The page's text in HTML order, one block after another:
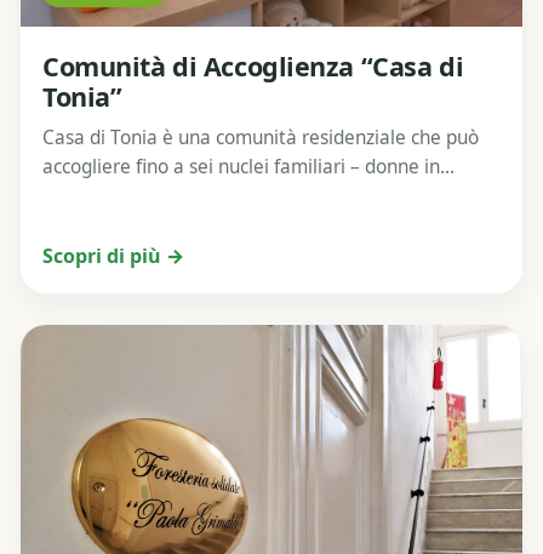
Comunità di Accoglienza “Casa di
Tonia”
Casa di Tonia è una comunità residenziale che può
accogliere fino a sei nuclei familiari – donne in...
Scopri di più →